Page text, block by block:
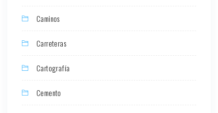
Caminos
Carreteras
Cartografía
Cemento